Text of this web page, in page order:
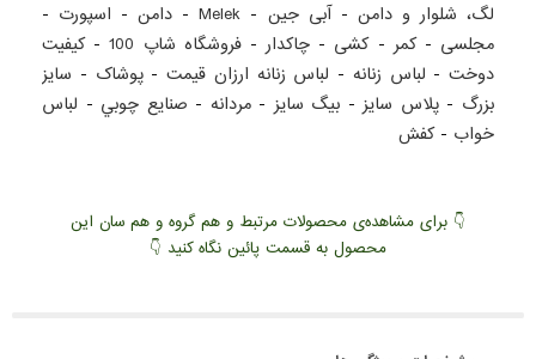
لگ، شلوار و دامن -آبی جین -
Melek
- دامن- اسپورت -
مجلسی -کمر -کشی - چاکدار-فروشگاه شاپ 100 -کيفيت
دوخت - لباس زنانه - لباس زنانه ارزان قيمت -پوشاک - سايز
بزرگ -پلاس سايز- بيگ سايز -مردانه - صنايع چوبي - لباس
خواب -کفش
👇 برای مشاهده‌ی محصولات مرتبط و هم گروه و هم سان این
محصول به قسمت پائین نگاه کنید 👇